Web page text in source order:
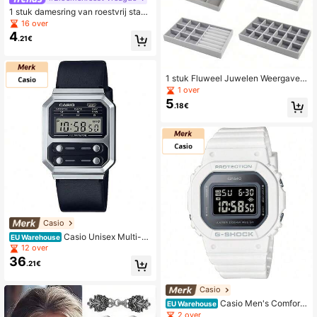
1 stuk damesring van roestvrij staal
met 18 karaats verguld klavertje vij
f, zwart, geschikt voor dagelijks geb
ruik.
16 over
4.21€
Casio
EU Warehouse Casio Unisex Multi-Fu
nction Comfortable Durable Trainin
g Daily Casual A100WEL-1AEF
12 over
36.21€
1 stuk Fluweel Juwelen Weergave
Dienblad , Draagbaar Ring Oorbel K
etting opbergdoos , Verfijnd Sierade
nrek
1 over
5.18€
Casio
EU Warehouse Casio Men's Comforta
ble Durable Adjustable Daily Casual
2 over